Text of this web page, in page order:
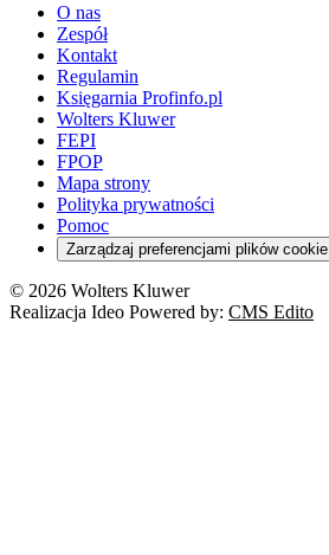
O nas
Zespół
Kontakt
Regulamin
Księgarnia Profinfo.pl
Wolters Kluwer
FEPI
FPOP
Mapa strony
Polityka prywatności
Pomoc
Zarządzaj preferencjami plików cookie
© 2026 Wolters Kluwer
Realizacja Ideo Powered by: CMS Edito